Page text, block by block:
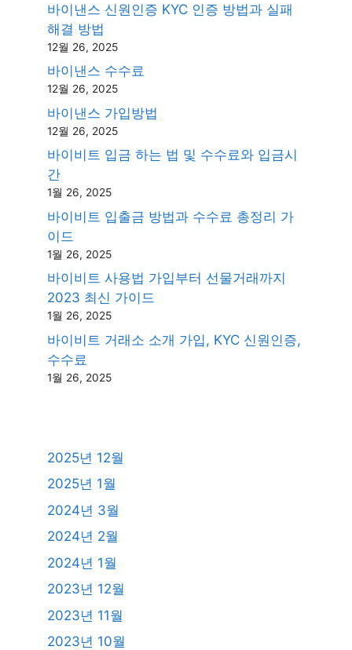
바이낸스 신원인증 KYC 인증 방법과 실패
해결 방법
12월 26, 2025
바이낸스 수수료
12월 26, 2025
바이낸스 가입방법
12월 26, 2025
바이비트 입금 하는 법 및 수수료와 입금시
간
1월 26, 2025
바이비트 입출금 방법과 수수료 총정리 가
이드
1월 26, 2025
바이비트 사용법 가입부터 선물거래까지
2023 최신 가이드
1월 26, 2025
바이비트 거래소 소개 가입, KYC 신원인증,
수수료
1월 26, 2025
2025년 12월
2025년 1월
2024년 3월
2024년 2월
2024년 1월
2023년 12월
2023년 11월
2023년 10월